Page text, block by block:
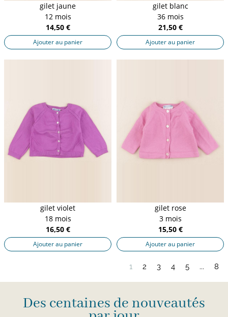
gilet jaune
12 mois
14,50 €
Ajouter au panier
gilet blanc
36 mois
21,50 €
Ajouter au panier
gilet violet
18 mois
16,50 €
Ajouter au panier
gilet rose
3 mois
15,50 €
Ajouter au panier
1 2 3 4 5 ... 8
Des centaines de nouveautés